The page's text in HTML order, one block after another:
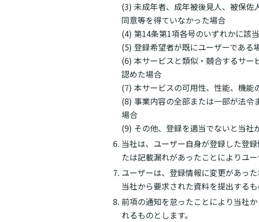
(3) 未成年者、成年被後見人、被保佐
同意等を得ていなかった場合
(4) 第14条第1項各号のいずれかに該
(5) 登録希望者が既にユーザーである
(6) 本サービスと類似・競合するサ
認めた場合
(7) 本サービスの可用性、性能、機
(8) 事業内容の全部または一部が法令
場合
(9) その他、登録を適当でないと当社
当社は、ユーザー自身が登録した登
たは記載漏れがあったことによりユ
ユーザーは、登録情報に変更があっ
当社から要求された資料を提出するも
前項の通知を怠ったことにより当社
れるものとします。